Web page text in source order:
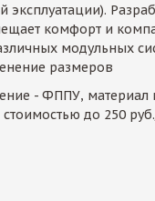
эксплуатации).
комфорт и
модульных
размеров
- ФППУ, материал
до 250